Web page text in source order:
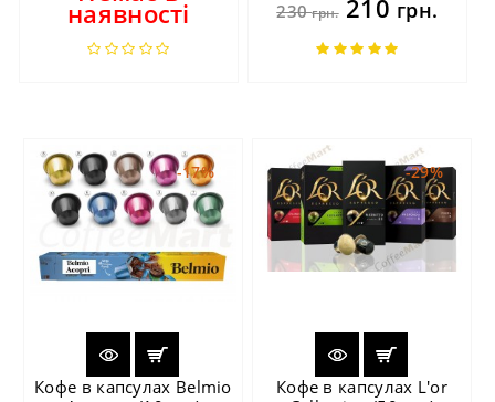
наявності 230грн.210 грн.
-17%
Кофе в капсулах Belmio
-29%
Кофе в капсулах L'or